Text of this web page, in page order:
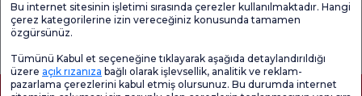
Genel
Memnuniyet
Bu internet sitesinin işletimi sırasında çerezler kullanılmaktadır. Hangi
çerez kategorilerine izin vereceğiniz konusunda tamamen
özgürsünüz.
Tümünü Kabul et seçeneğine tıklayarak aşağıda detaylandırıldığı
üzere açık rızanıza bağlı olarak işlevsellik, analitik ve reklam-
pazarlama çerezlerini kabul etmiş olursunuz. Bu durumda internet